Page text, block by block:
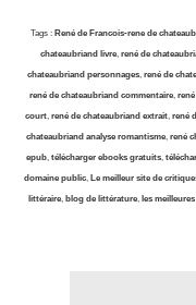
Tags : René de Francois-rene de
chateaubriand livre, rené de
chateaubriand personnages, rené de
rené de chateaubriand commentaire,
court, rené de chateaubriand extrait, rené
chateaubriand analyse romantisme, rené
epub, télécharger ebooks gratuits,
domaine public, Le meilleur site de
littéraire, blog de littérature, les